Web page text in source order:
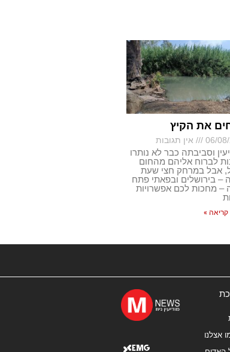
את הקיץ
06/ אין תגובות
וסביבתה כבר לא נותרו
לברוח אליהם מהחום
אבל במרחק חצי שעת
– בירושלים ובפאתי פתח
– מחכות לכם אפשרויות
»
אצלנו